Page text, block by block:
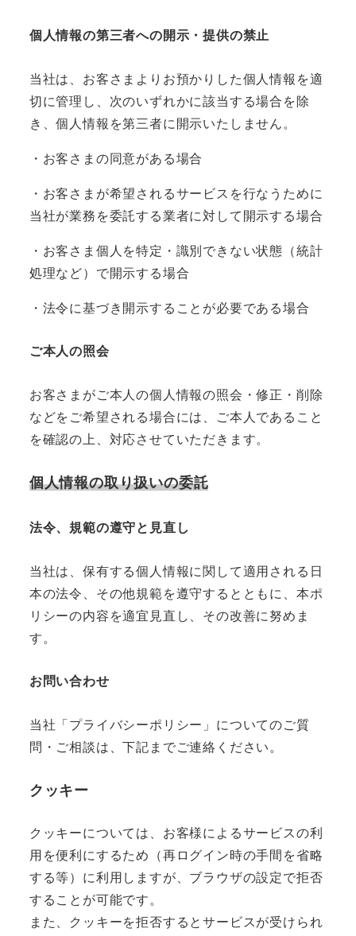
個人情報の第三者への開示・提供の禁止
当社は、お客さまよりお預かりした個人情報を適
切に管理し、次のいずれかに該当する場合を除
き、個人情報を第三者に開示いたしません。
・お客さまの同意がある場合
・お客さまが希望されるサービスを行なうために
当社が業務を委託する業者に対して開示する場合
・お客さま個人を特定・識別できない状態（統計
処理など）で開示する場合
・法令に基づき開示することが必要である場合
ご本人の照会
お客さまがご本人の個人情報の照会・修正・削除
などをご希望される場合には、ご本人であること
を確認の上、対応させていただきます。
個人情報の取り扱いの委託
法令、規範の遵守と見直し
当社は、保有する個人情報に関して適用される日
本の法令、その他規範を遵守するとともに、本ポ
リシーの内容を適宜見直し、その改善に努めま
す。
お問い合わせ
当社「プライバシーポリシー」についてのご質
問・ご相談は、下記までご連絡ください。
クッキー
クッキーについては、お客様によるサービスの利
用を便利にするため（再ログイン時の手間を省略
する等）に利用しますが、ブラウザの設定で拒否
することが可能です。
また、クッキーを拒否するとサービスが受けられ